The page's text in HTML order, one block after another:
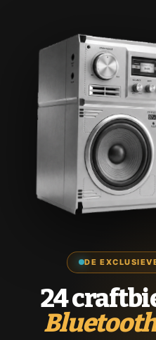
DE
24